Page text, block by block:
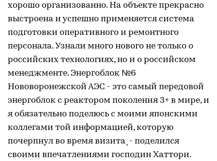
хорошо организованно. На объекте прекрасно
выстроена и успешно применяется система
подготовки оперативного и ремонтного
персонала. Узнали много нового не только о
российских технологиях, но и о российском
менеджменте. Энергоблок №6
Нововоронежской АЭС - это самый передовой
энергоблок с реактором поколения 3+ в мире, и
я обязательно поделюсь с моими японскими
коллегами той информацией, которую
почерпнул во время визита¸- поделился
своими впечатлениями господин Хаттори.